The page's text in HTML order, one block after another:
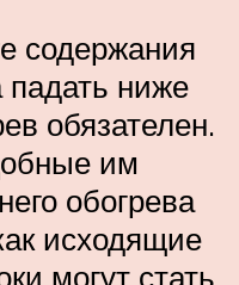
содержания
падать ниже
обязателен.
им
обогрева
исходящие
могут стать